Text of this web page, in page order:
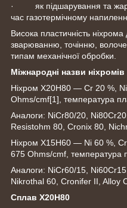
· як підшарування та
час газотермічному
Висока пластичність
зварюванню, точінню,
типам механічної обробки.
Міжнародні назви ніхромів
Ніхром Х20Н80 — Cr 20 %,
Ohms/cmf[1], температура
Аналоги: NiCr80/20,
Resistohm 80, Cronix 80,
Ніхром Х15Н60 — Ni 60 %,
675 Ohms/cmf, температура
Аналоги: NiCr60/15,
Nikrothal 60, Cronifer II, Alloy
Сплав Х20Н80